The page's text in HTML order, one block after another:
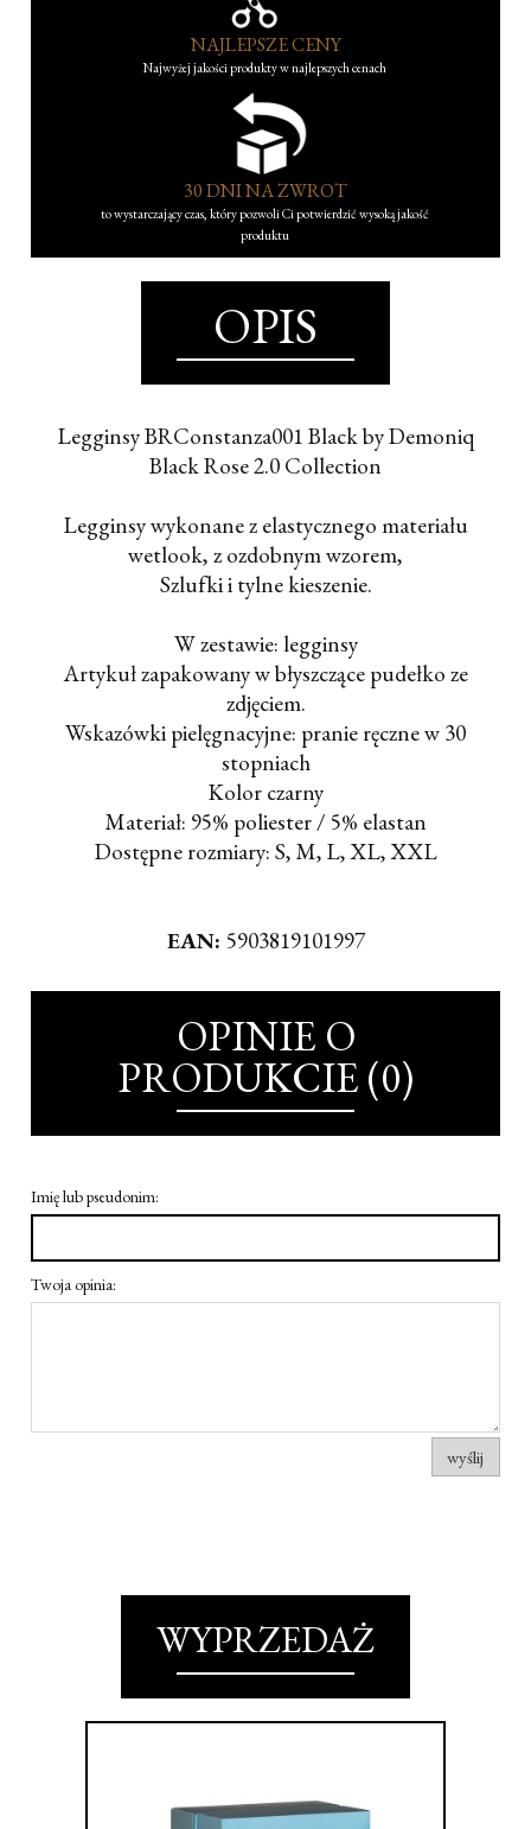
NAJLEPSZE CENY
Najwyżej jakości produkty w najlepszych cenach
30 DNI NA ZWROT
to wystarczający czas, który pozwoli Ci potwierdzić wysoką jakość
produktu
OPIS
Legginsy BRConstanza001 Black by Demoniq
Black Rose 2.0 Collection
Legginsy wykonane z elastycznego materiału
wetlook, z ozdobnym wzorem,
Szlufki i tylne kieszenie.
W zestawie: legginsy
Artykuł zapakowany w błyszczące pudełko ze
zdjęciem.
Wskazówki pielęgnacyjne: pranie ręczne w 30
stopniach
Kolor czarny
Materiał: 95% poliester / 5% elastan
Dostępne rozmiary: S, M, L, XL, XXL
EAN: 5903819101997
OPINIE O
PRODUKCIE (0)
Imię lub pseudonim:
Twoja opinia:
wyślij
WYPRZEDAŻ